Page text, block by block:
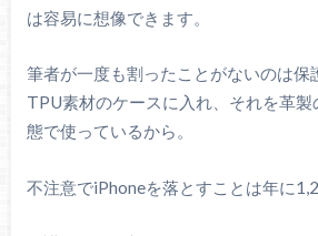
は容易に想像できます。
筆者が一度も割ったことがないのは保
TPU素材のケースに入れ、それを革製
態で使っているから。
不注意でiPhoneを落とすことは年に1,2